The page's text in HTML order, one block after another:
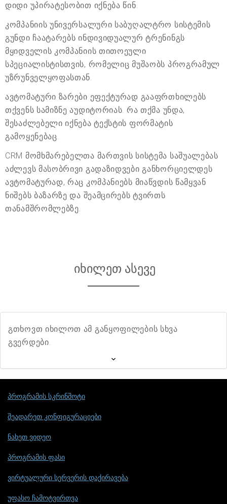
დიდი უპირატესობით იქნება წინ.
კომპანიის უნივერსალური საბუღალტრო სისტემის
გუნდი ჩაატარებს ინდივიდუალურ ტრენინგს
მყიდველის კომპანიის თითოეული
სპეციალისტისთვის, რომელიც მუშაობს პროგრამულ
უზრუნველყოფასთან.
ავტომატური ზარები ეფექტურად გააფრთხილებს
თქვენს სამიზნე აუდიტორიას. რა თქმა უნდა,
შესაძლებელი იქნება ტექსტის ფორმატის
გამოყენებაც.
CRM მომხმარებელთა მართვის სისტემა საშუალებას
აძლევს მასობრივი გადაზიდვები განხორციელდეს
ავტომატურად, რაც კომპანიებს მიაწვდის წამყვან
ნიშებს ბაზარზე და შეამცირებს ტვირთს
თანამშრომლებზე.
იხილეთ ასევე
გთხოვთ იხილოთ ამ განყოფილების სხვა
გვერდები.
პროგრამის სკრინშოტი
შეადარეთ კონფიგურაციები
ნახეთ ვიდეო
პროგრამის ფასი
ვირტუალური სერვერის დაქირავება
უფასო ჩამოტვირთვა